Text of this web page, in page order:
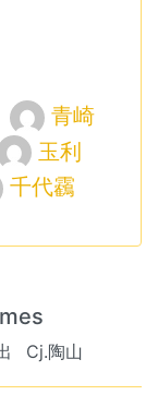
青崎
玉利
千代靏
Cj.陶山